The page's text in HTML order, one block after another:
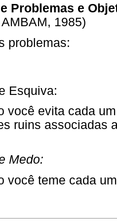
Problemas e
1985)
problemas:
Esquiva:
você evita cada
ruins associadas
Medo:
você teme cada